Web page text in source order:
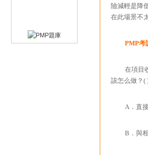
險減輕是降
在此場景不
PMP考
在項目
該怎么做？(
A．直
B．與